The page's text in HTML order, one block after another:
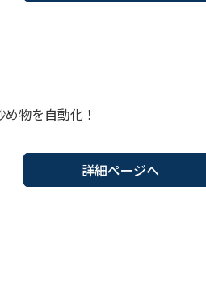
物を自動化！
詳細ページへ